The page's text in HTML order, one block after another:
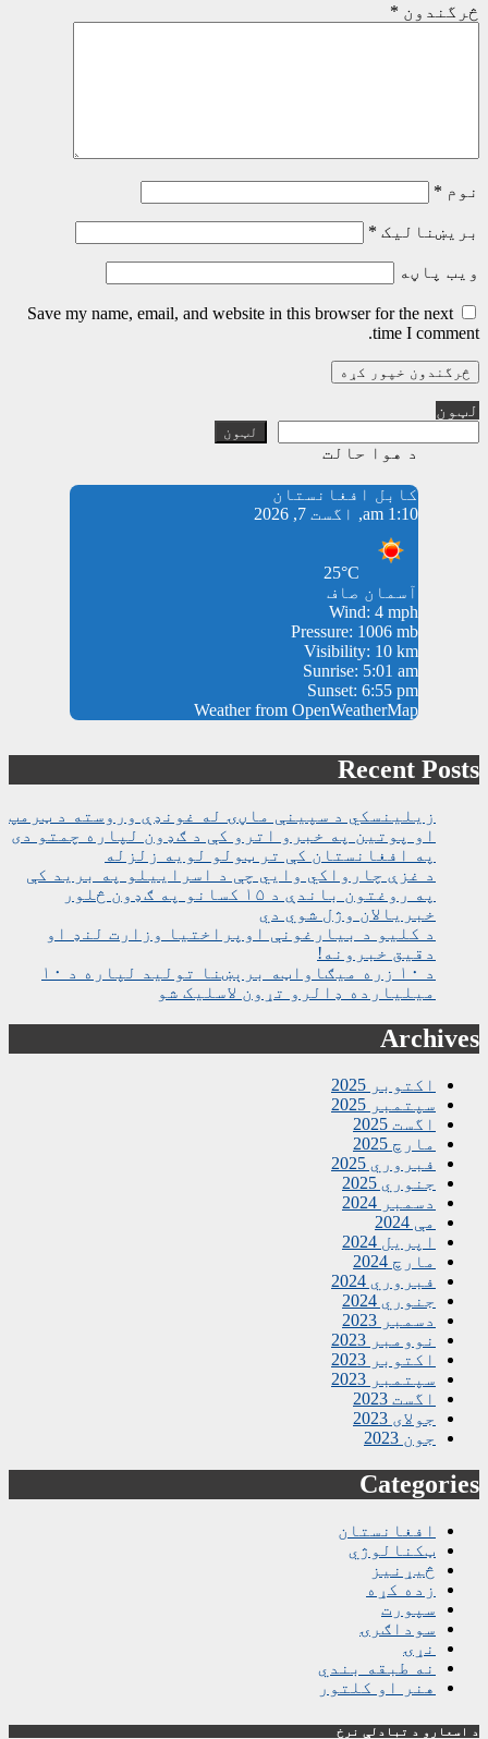
څرگندون *
نوم *
بریښنالیک *
ویب پاڼه
Save my name, email, and website in this browser for the next
time I comment.
لټون
لټون
د هوا حالت
کابل افغانستان
1:10 am, اگست 7, 2026
25°C
آسمان صاف
Wind: 4 mph
Pressure: 1006 mb
Visibility: 10 km
Sunrise: 5:01 am
Sunset: 6:55 pm
Weather from OpenWeatherMap
Recent Posts
زیلینسکي د سپینې ماڼۍ له غونډې وروسته د ټرمپ
او پوتین په خبرو اترو کې د ګډون لپاره چمتو دی
په افغانستان کې تر ټولو لویه زلزله
د غزې چارواکي وايي چې د اسراییلو په برید کې
په روغتون باندې د ۱۵ کسانو په ګډون څلور
خبریالان وژل شوي دي
د کلیو د بیارغونې اوپراختیا وزارت لنډ او
دقیق خبرونه!
د ۱۰ زره میګاواټه برېښنا تولید لپاره د ۱۰
میلیارده ډالرو تړون لاسلیک شو
Archives
اکتوبر 2025
سپتمبر 2025
اگست 2025
مارچ 2025
فبروري 2025
جنوري 2025
دسمبر 2024
مې 2024
اپریل 2024
مارچ 2024
فبروري 2024
جنوري 2024
دسمبر 2023
نوومبر 2023
اکتوبر 2023
سپتمبر 2023
اگست 2023
جولای 2023
جون 2023
Categories
افغانستان
ټکنالوژي
څیړنیز
زده کړه
سپورت
سوداګرۍ
نړۍ
نه طبقه بندي
هنر او کلتور
د اسعارو د تبادلې نرخ